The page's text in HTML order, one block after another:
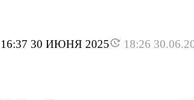
16:37 30 ИЮНЯ 2025 18:26